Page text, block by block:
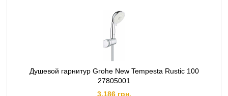
Душевой гарнитур Grohe New Tempesta Rustic 100
27805001
3,186 грн.